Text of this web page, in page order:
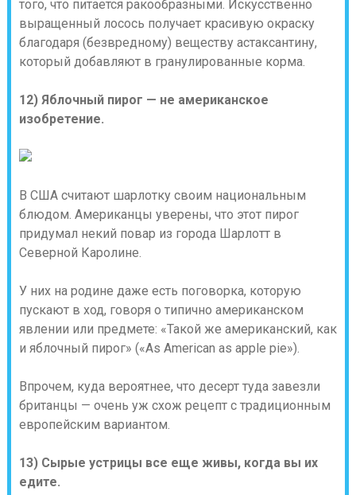
того, что питается ракообразными. Искусственно
выращенный лосось получает красивую окраску
благодаря (безвредному) веществу астаксантину,
который добавляют в гранулированные корма.
12) Яблочный пирог — не американское
изобретение.
В США считают шарлотку своим национальным
блюдом. Американцы уверены, что этот пирог
придумал некий повар из города Шарлотт в
Северной Каролине.
У них на родине даже есть поговорка, которую
пускают в ход, говоря о типично американском
явлении или предмете: «Такой же американский, как
и яблочный пирог» («As American as apple pie»).
Впрочем, куда вероятнее, что десерт туда завезли
британцы — очень уж схож рецепт с традиционным
европейским вариантом.
13) Сырые устрицы все еще живы, когда вы их
едите.